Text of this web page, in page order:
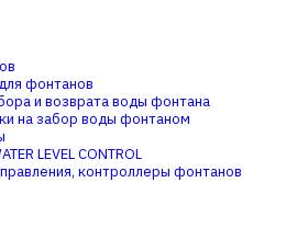
фонтанов
и возврата воды фонтана
на забор воды фонтаном
LEVEL CONTROL
контроллеры фонтанов